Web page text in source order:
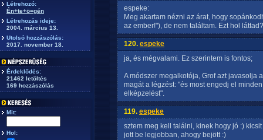
Létrehozó:
Én+te+ö=gén
Létrehozás ideje:
2004. március 13.
Utolsó hozzászólás:
2017. november 18.
Érdeklődés:
21462 letöltés
169 hozzászólás
Mit:
Hol:
espeke:
Meg akartam nézni az árat, hogy
az ember!"), de nem találtam. Ezt hol láttad?
120. espeke
ja, és mégvalami. Ez szerintem is fontos;
A módszer megalkotója, Grof azt javasolja
magát a légzést: "és most engedj el
elképzelést".
119. espeke
sztem meg kell találni, kinek hogy jó :)
jott be legjobban, ahogy bejött :)